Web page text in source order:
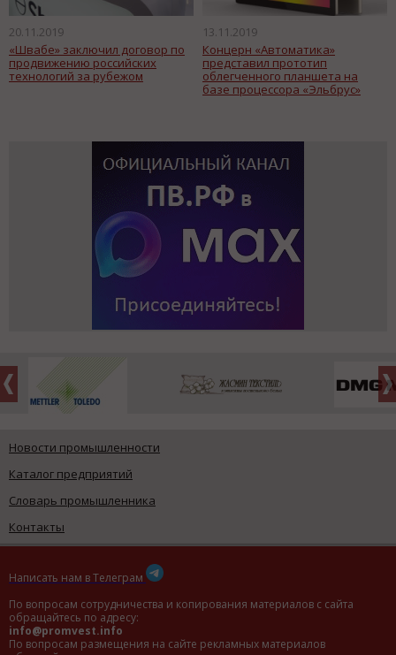
20.11.2019
«Швабе» заключил договор по
продвижению российских
технологий за рубежом
13.11.2019
Концерн «Автоматика»
представил прототип
облегченного планшета на
базе процессора «Эльбрус»
Новости промышленности
Каталог предприятий
Словарь промышленника
Контакты
Написать нам в Телеграм
По вопросам сотрудничества и копирования материалов с сайта
обращайтесь по адресу:
info@promvest.info
По вопросам размещения на сайте рекламных материалов